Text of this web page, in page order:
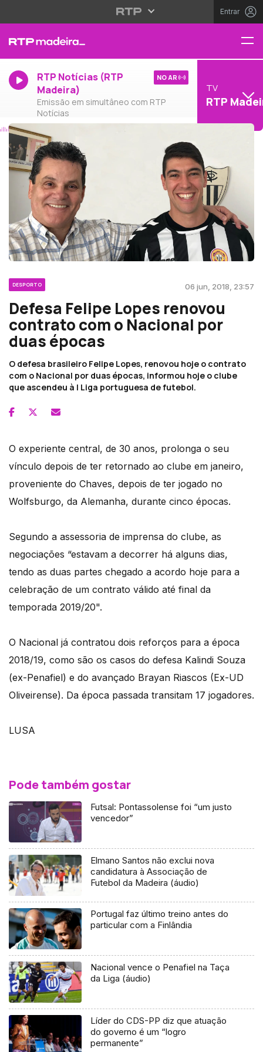
Entrar
RTP Notícias (RTP
Madeira)
Emissão em simultâneo com RTP
Notícias
NO AR
TV
RTP
DESPORTO 06 jun, 2018, 23:57
Defesa Felipe Lopes renovou
contrato com o Nacional por
duas épocas
O defesa brasileiro Felipe Lopes, renovou hoje o contrato
com o Nacional por duas épocas, informou hoje o clube
que ascendeu à I Liga portuguesa de futebol.
O experiente central, de 30 anos, prolonga o seu
vínculo depois de ter retornado ao clube em janeiro,
proveniente do Chaves, depois de ter jogado no
Wolfsburgo, da Alemanha, durante cinco épocas.
Segundo a assessoria de imprensa do clube, as
negociações “estavam a decorrer há alguns dias,
tendo as duas partes chegado a acordo hoje para a
celebração de um contrato válido até final da
temporada 2019/20".
O Nacional já contratou dois reforços para a época
2018/19, como são os casos do defesa Kalindi Souza
(ex-Penafiel) e do avançado Brayan Riascos (Ex-UD
Oliveirense). Da época passada transitam 17 jogadores.
LUSA
Pode também gostar
Futsal: Pontassolense foi “um justo
vencedor”
Elmano Santos não exclui nova
candidatura à Associação de
Futebol da Madeira (áudio)
Portugal faz último treino antes do
particular com a Finlândia
Nacional vence o Penafiel na Taça
da Liga (áudio)
Líder do CDS-PP diz que atuação
do governo é um “logro
permanente”